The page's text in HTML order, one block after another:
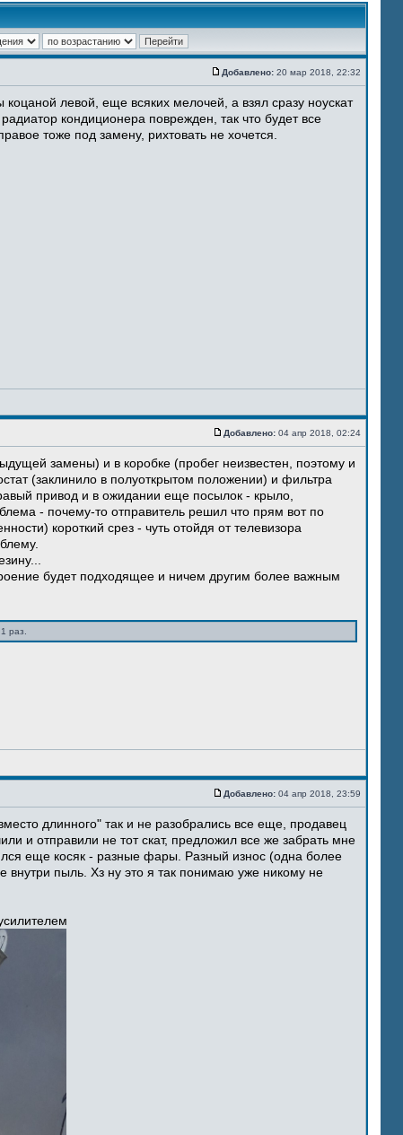
Добавлено: 20 мар 2018, 22:32
левой, еще всяких мелочей, а взял сразу ноускат
кондиционера поврежден, так что будет все
тоже под замену, рихтовать не хочется.
Добавлено: 04 апр 2018, 02:24
замены) и в коробке (пробег неизвестен, поэтому и
(заклинило в полуоткрытом положении) и фильтра
привод и в ожидании еще посылок - крыло,
- почему-то отправитель решил что прям вот по
короткий срез - чуть отойдя от телевизора
будет подходящее и ничем другим более важным
раз.
Добавлено: 04 апр 2018, 23:59
длинного" так и не разобрались все еще, продавец
и отправили не тот скат, предложил все же забрать мне
еще косяк - разные фары. Разный износ (одна более
пыль. Хз ну это я так понимаю уже никому не